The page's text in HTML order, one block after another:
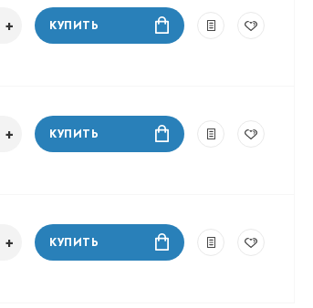
КУПИТЬ
КУПИТЬ
КУПИТЬ